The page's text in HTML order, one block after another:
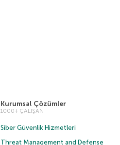
Kurumsal Çözümler
1000+ ÇALIŞAN
Siber Güvenlik Hizmetleri
Threat Management and Defense